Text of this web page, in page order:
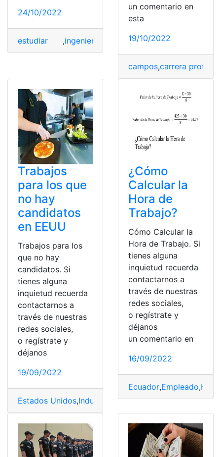
24/10/2022
estudiar ,ingenieria Laboral,Salario,Universidad
un comentario en
esta
19/10/2022
campos,carrera
Trabajos
para los que
no hay
candidatos
en EEUU
Trabajos para los
que no hay
candidatos. Si
tienes alguna
inquietud recuerda
contactarnos a
través de nuestras
redes sociales,
o regístrate y
déjanos
19/09/2022
Estados Unidos,Industria Salario,Servicios,Trabajo
¿Cómo
Calcular la
Hora de
Trabajo?
Cómo Calcular la
Hora de Trabajo. Si
tienes alguna
inquietud recuerda
contactarnos a
través de nuestras
redes sociales,
o regístrate y
déjanos
un comentario en
16/09/2022
Ecuador,Empleado,